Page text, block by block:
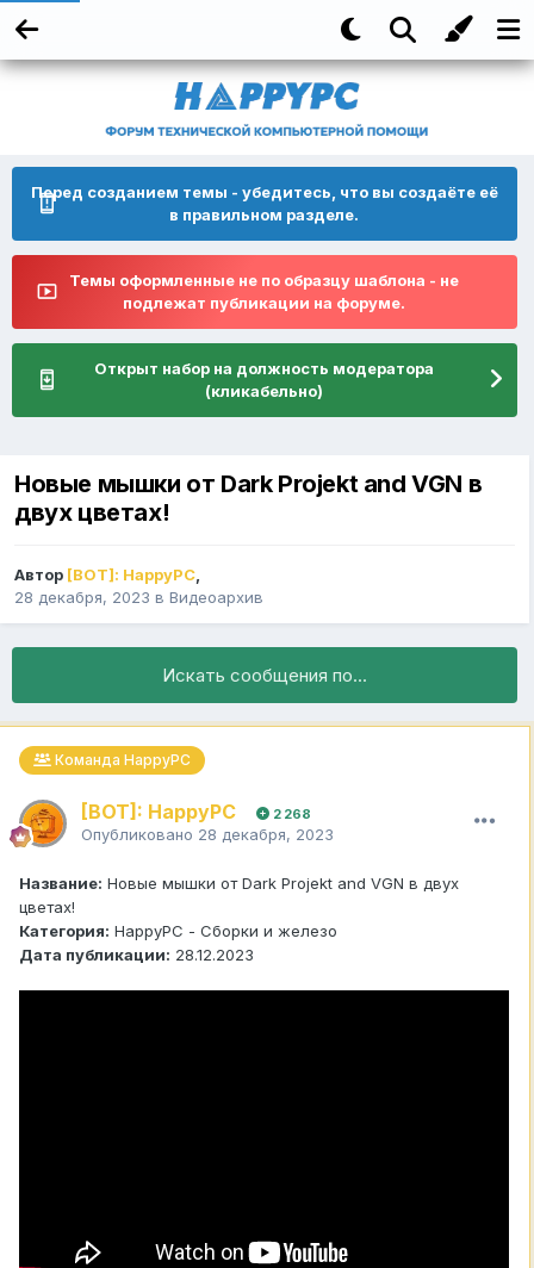
Перед созданием темы - убедитесь, что вы создаёте её
в правильном разделе.
Темы оформленные не по образцу шаблона - не
подлежат публикации на форуме.
Открыт набор на должность модератора
(кликабельно)
Новые мышки от Dark Projekt and VGN в
двух цветах!
Автор [BOT]: HappyPC,
28 декабря, 2023 в Видеоархив
Искать сообщения по...
Команда HappyPC
[BOT]: HappyPC 2 268
Опубликовано 28 декабря, 2023
Название: Новые мышки от Dark Projekt and VGN в двух
цветах!
Категория: HappyPC - Сборки и железо
Дата публикации: 28.12.2023